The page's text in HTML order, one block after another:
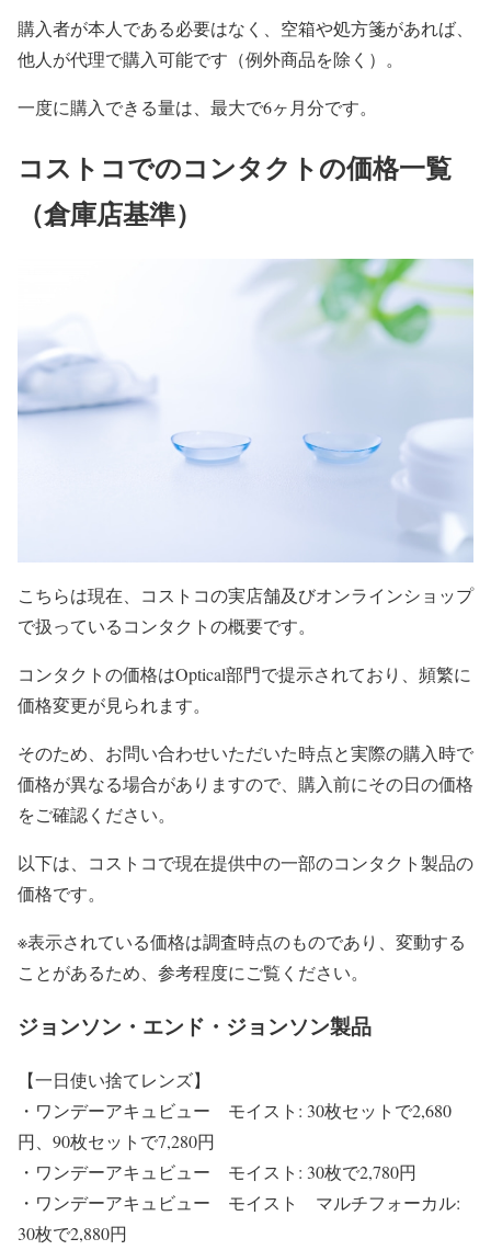
購入者が本人である必要はなく、空箱や処方箋があれば、
他人が代理で購入可能です（例外商品を除く）。
一度に購入できる量は、最大で6ヶ月分です。
コストコでのコンタクトの価格一覧
（倉庫店基準）
こちらは現在、コストコの実店舗及びオンラインショップ
で扱っているコンタクトの概要です。
コンタクトの価格はOptical部門で提示されており、頻繁に
価格変更が見られます。
そのため、お問い合わせいただいた時点と実際の購入時で
価格が異なる場合がありますので、購入前にその日の価格
をご確認ください。
以下は、コストコで現在提供中の一部のコンタクト製品の
価格です。
※表示されている価格は調査時点のものであり、変動する
ことがあるため、参考程度にご覧ください。
ジョンソン・エンド・ジョンソン製品
【一日使い捨てレンズ】
・ワンデーアキュビュー モイスト: 30枚セットで2,680
円、90枚セットで7,280円
・ワンデーアキュビュー モイスト: 30枚で2,780円
・ワンデーアキュビュー モイスト マルチフォーカル:
30枚で2,880円